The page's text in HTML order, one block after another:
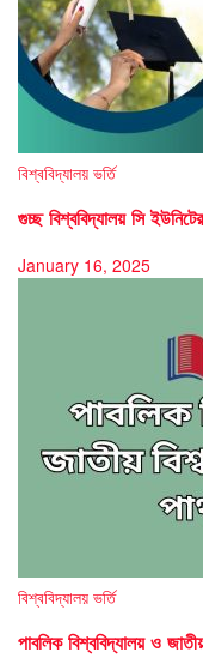
বিশ্ববিদ্যালয় ভর্তি
গুচ্ছ বিশ্ববিদ্যালয় সি ইউনিটের
January 16, 2025
বিশ্ববিদ্যালয় ভর্তি
পাবলিক বিশ্ববিদ্যালয় ও